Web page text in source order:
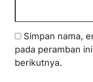
Simpan nama,
pada peramban
berikutnya.